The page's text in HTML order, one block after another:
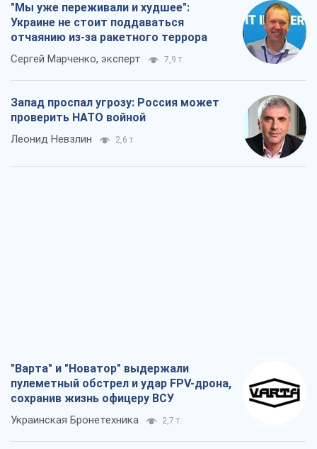
"Мы уже переживали и худшее":
Украине не стоит поддаваться
отчаянию из-за ракетного террора
Сергей Марченко, эксперт 7,9 т.
Запад проспал угрозу: Россия может
проверить НАТО войной
Леонид Невзлин 2,6 т.
"Варта" и "Новатор" выдержали
пулеметный обстрел и удар FPV-дрона,
сохранив жизнь офицеру ВСУ
Украинская Бронетехника 2,7 т.